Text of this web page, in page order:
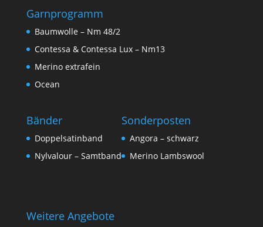
Garnprogramm
Baumwolle – Nm 48/2
Contessa & Contessa Lux – Nm13
Merino extrafein
Ocean
Bänder
Doppelsatinband
Nylvalour – Samtband
Sonderposten
Angora – schwarz
Merino Lambswool
Weitere Angebote